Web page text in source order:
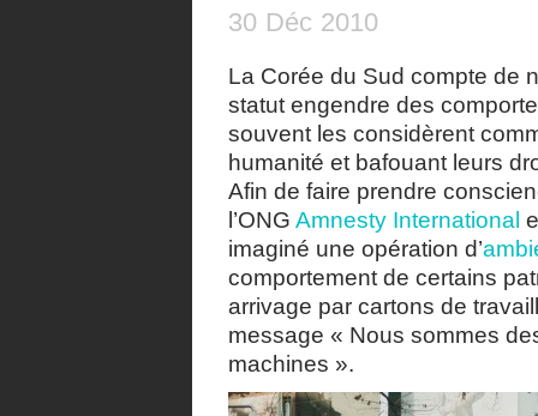
30 Déc 2010
La Corée du Sud compte de
statut engendre des
souvent les considèrent
humanité et bafouant leurs
Afin de faire prendre
l’ONG Amnesty International
imaginé une opération d’
comportement de certains
arrivage par cartons de
message « Nous sommes
machines ».